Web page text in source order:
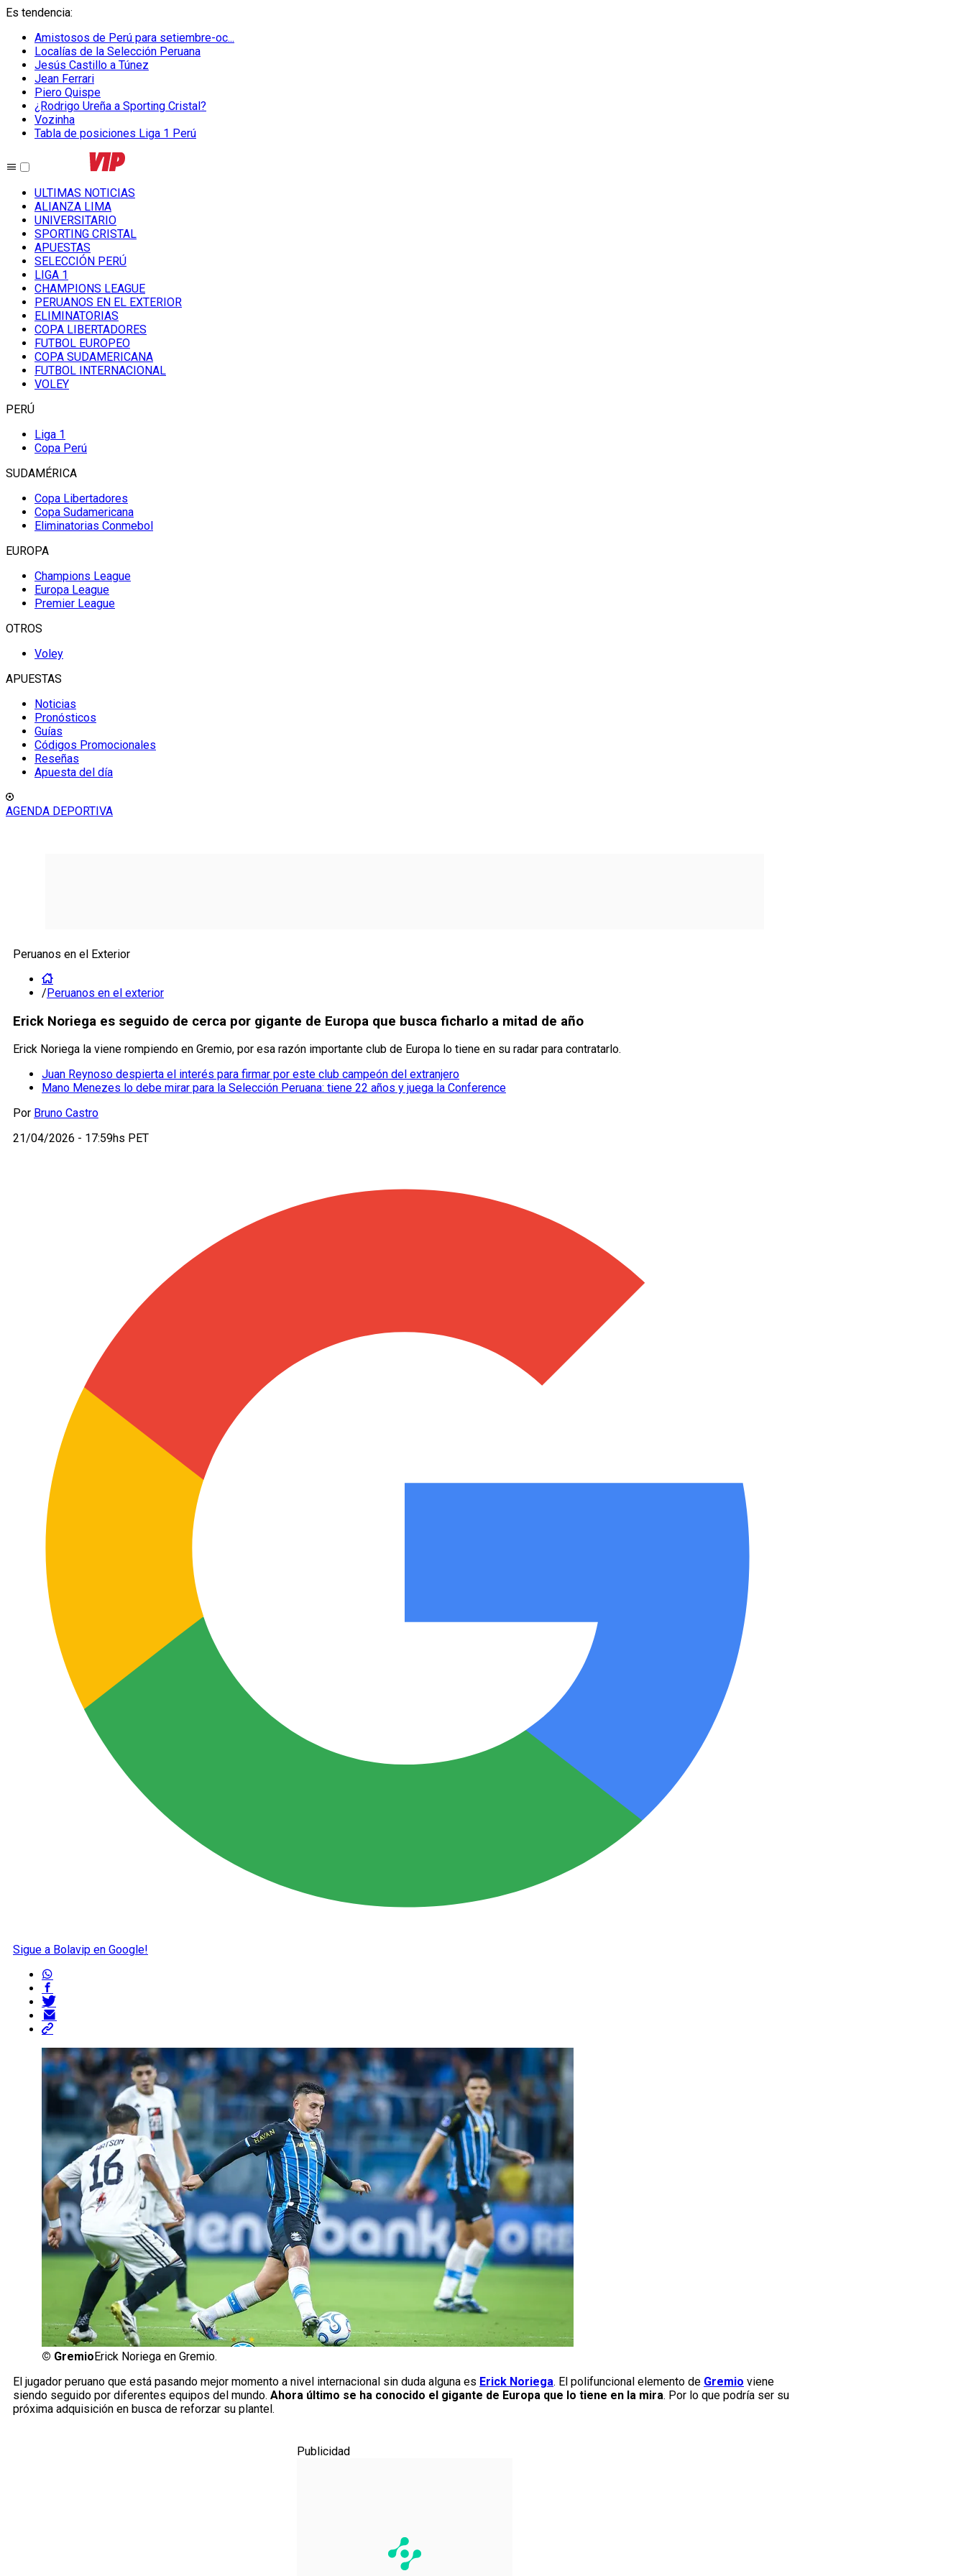
Es tendencia:
Amistosos de Perú para setiembre-oc...
Localías de la Selección Peruana
Jesús Castillo a Túnez
Jean Ferrari
Piero Quispe
¿Rodrigo Ureña a Sporting Cristal?
Vozinha
Tabla de posiciones Liga 1 Perú
ULTIMAS NOTICIAS
ALIANZA LIMA
UNIVERSITARIO
SPORTING CRISTAL
APUESTAS
SELECCIÓN PERÚ
LIGA 1
CHAMPIONS LEAGUE
PERUANOS EN EL EXTERIOR
ELIMINATORIAS
COPA LIBERTADORES
FUTBOL EUROPEO
COPA SUDAMERICANA
FUTBOL INTERNACIONAL
VOLEY
PERÚ
Liga 1
Copa Perú
SUDAMÉRICA
Copa Libertadores
Copa Sudamericana
Eliminatorias Conmebol
EUROPA
Champions League
Europa League
Premier League
OTROS
Voley
APUESTAS
Noticias
Pronósticos
Guías
Códigos Promocionales
Reseñas
Apuesta del día
AGENDA DEPORTIVA
Peruanos en el Exterior
/Peruanos en el exterior
Erick Noriega es seguido de cerca por gigante de Europa que busca ficharlo a mitad de año
Erick Noriega la viene rompiendo en Gremio, por esa razón importante club de Europa lo tiene en su radar para contratarlo.
Juan Reynoso despierta el interés para firmar por este club campeón del extranjero
Mano Menezes lo debe mirar para la Selección Peruana: tiene 22 años y juega la Conference
Por Bruno Castro
21/04/2026 - 17:59hs PET
Sigue a Bolavip en Google!
© Gremio Erick Noriega en Gremio.
El jugador peruano que está pasando mejor momento a nivel internacional sin duda alguna es Erick Noriega. El polifuncional elemento de Gremio viene
siendo seguido por diferentes equipos del mundo. Ahora último se ha conocido el gigante de Europa que lo tiene en la mira. Por lo que podría ser su
próxima adquisición en busca de reforzar su plantel.
Publicidad